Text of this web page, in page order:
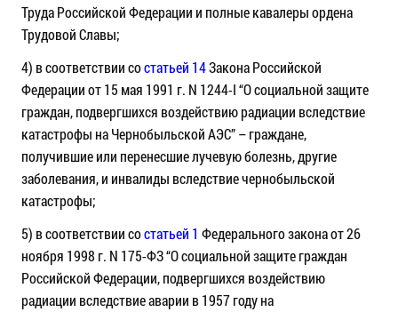
Труда Российской Федерации и полные кавалеры ордена
Трудовой Славы;
4) в соответствии состатьей 14Закона Российской
Федерации от 15 мая 1991 г. N 1244-I “О социальной защите
граждан, подвергшихся воздействию радиации вследствие
катастрофы на Чернобыльской АЭС” – граждане,
получившие или перенесшие лучевую болезнь, другие
заболевания, и инвалиды вследствие чернобыльской
катастрофы;
5) в соответствии состатьей 1 Федерального закона от 26
ноября 1998 г. N 175-ФЗ “О социальной защите граждан
Российской Федерации, подвергшихся воздействию
радиации вследствие аварии в 1957 году на